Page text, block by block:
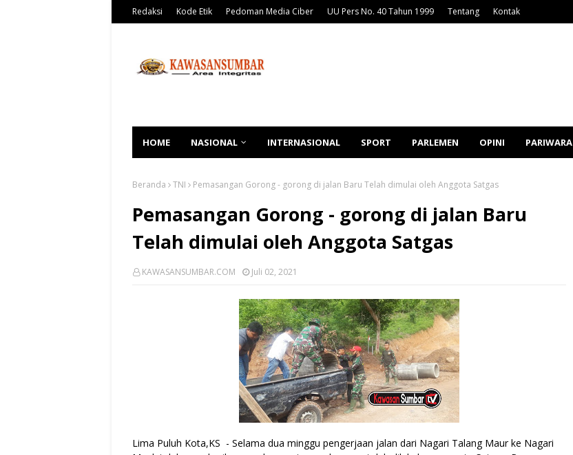
Redaksi Kode Etik Pedoman Media Ciber UU Pers No. 40 Tahun 1999 Tentang Kontak
HOME NASIONAL INTERNASIONAL SPORT PARLEMEN OPINI PARIWARA
Beranda TNI Pemasangan Gorong - gorong di jalan Baru Telah dimulai oleh Anggota Satgas
Pemasangan Gorong - gorong di jalan Baru
Telah dimulai oleh Anggota Satgas
KAWASANSUMBAR.COM Juli 02, 2021
Lima Puluh Kota,KS - Selama dua minggu pengerjaan jalan dari Nagari Talang Maur ke Nagari